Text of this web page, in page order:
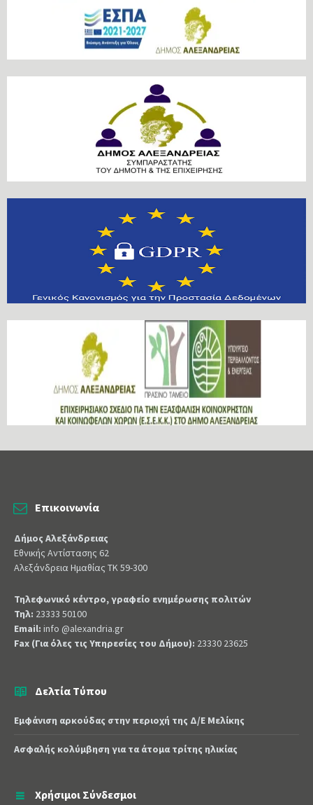
Επικοινωνία
Δήμος Αλεξάνδρειας
Εθνικής Αντίστασης 62
Αλεξάνδρεια Ημαθίας ΤΚ 59-300
Τηλεφωνικό κέντρο, γραφείο ενημέρωσης πολιτών
Τηλ: 23333 50100
Email: info @alexandria.gr
Fax (Για όλες τις Υπηρεσίες του Δήμου): 23330 23625
Δελτία Τύπου
Εμφάνιση αρκούδας στην περιοχή της Δ/Ε Μελίκης
Ασφαλής κολύμβηση για τα άτομα τρίτης ηλικίας
Χρήσιμοι Σύνδεσμοι